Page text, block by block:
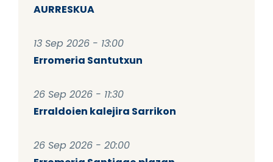
AURRESKUA
13 Sep 2026 - 13:00
Erromeria Santutxun
26 Sep 2026 - 11:30
Erraldoien kalejira Sarrikon
26 Sep 2026 - 20:00